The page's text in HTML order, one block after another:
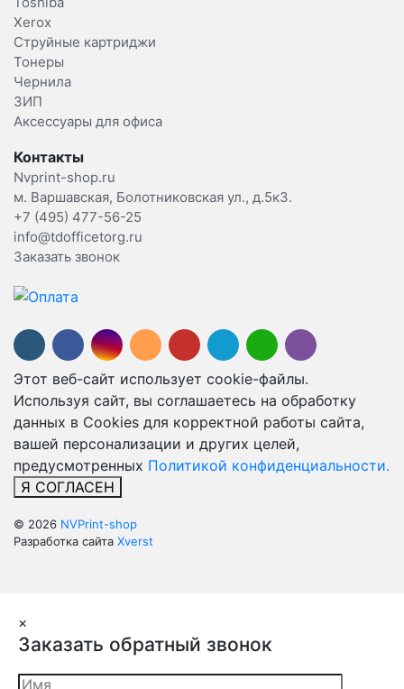
Xerox
Струйные картриджи
Тонеры
Чернила
ЗИП
Аксессуары для офиса
Контакты
Nvprint-shop.ru
м. Варшавская, Болотниковская ул., д.5к3.
+7 (495) 477-56-25
info@tdofficetorg.ru
Заказать звонок
Этот веб-сайт использует cookie-файлы.
Используя сайт, вы соглашаетесь на обработку
данных в Cookies для корректной работы сайта,
вашей персонализации и других целей,
предусмотренных Политикой конфиденциальности.
Я СОГЛАСЕН
© 2026 NVPrint-shop
Разработка сайта Xverst
×
Заказать обратный звонок